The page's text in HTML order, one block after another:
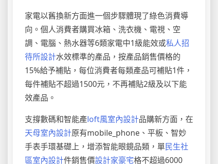
家電以舊換新方面進一個步驟體現了綠色消費導
向。個人消費者購買冰箱、洗衣機、電視、空
調、電腦、熱水器等6類家電中1級能效或私人招
待所設計水效標準的產品，按產品銷售價格的
15%給予補貼，每位消費者每類產品可補貼1件，
每件補貼不超過1500元，不再補貼2級及以下能
效產品。
支撐數碼和智能產loft風室內設計品購新方面，在
天母室內設計原有mobile_phone、平板、智妙
手表手環基礎上，增添智能眼鏡品類，單民生社
區室內設計件銷售價設計家豪宅格不超過6000